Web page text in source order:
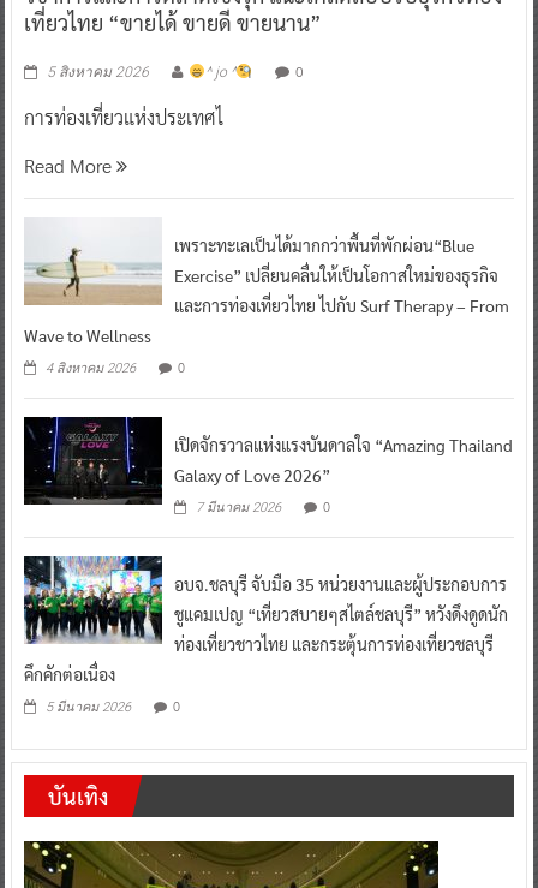
เที่ยวไทย “ขายได้ ขายดี ขายนาน”
5 สิงหาคม 2026 ^ jo ^ 0
การท่องเที่ยวแห่งประเทศไ
Read More
เพราะทะเลเป็นได้มากกว่าพื้นที่พักผ่อน“Blue
Exercise” เปลี่ยนคลื่นให้เป็นโอกาสใหม่ของธุรกิจ
และการท่องเที่ยวไทย ไปกับ Surf Therapy – From
Wave to Wellness
4 สิงหาคม 2026 0
เปิดจักรวาลแห่งแรงบันดาลใจ “Amazing Thailand
Galaxy of Love 2026”
7 มีนาคม 2026 0
อบจ.ชลบุรี จับมือ 35 หน่วยงานและผู้ประกอบการ
ชูแคมเปญ “เที่ยวสบายๆสไตล์ชลบุรี” หวังดึงดูดนัก
ท่องเที่ยวชาวไทย และกระตุ้นการท่องเที่ยวชลบุรี
คึกคักต่อเนื่อง
5 มีนาคม 2026 0
บันเทิง